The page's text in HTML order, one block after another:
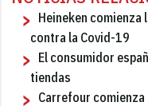
Heineken comienza
contra la Covid-19
El consumidor
tiendas
Carrefour